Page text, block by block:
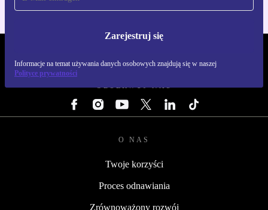
Zarejestruj się
Informacje na temat używania danych osobowych znajdują się w naszej
Polityce prywatności
OBSERWUJ NAS
O NAS
Twoje korzyści
Proces odnawiania
Zrównoważony rozwój